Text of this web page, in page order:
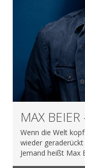
MAX
Wenn die Welt
wieder
Jemand heißt Max